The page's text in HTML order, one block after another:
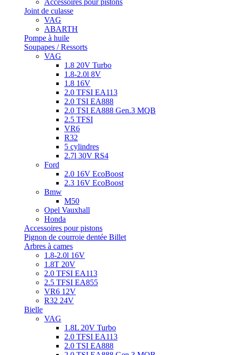
Accessoires pour pistons
Joint de culasse
VAG
ABARTH
Pompe à huile
Soupapes / Ressorts
VAG
1.8 20V Turbo
1.8-2.0l 8V
1.8 16V
2.0 TFSI EA113
2.0 TSI EA888
2.0 TSI EA888 Gen.3 MQB
2.5 TFSI
VR6
R32
5 cylindres
2.7l 30V RS4
Ford
2.0 16V EcoBoost
2.3 16V EcoBoost
Bmw
M50
Opel Vauxhall
Honda
Accessoires pour pistons
Pignon de courroie dentée Billet
Arbres à cames
1.8-2.0l 16V
1.8T 20V
2.0 TFSI EA113
2.5 TFSI EA855
VR6 12V
R32 24V
Bielle
VAG
1.8L 20V Turbo
2.0 TFSI EA113
2.0 TSI EA888